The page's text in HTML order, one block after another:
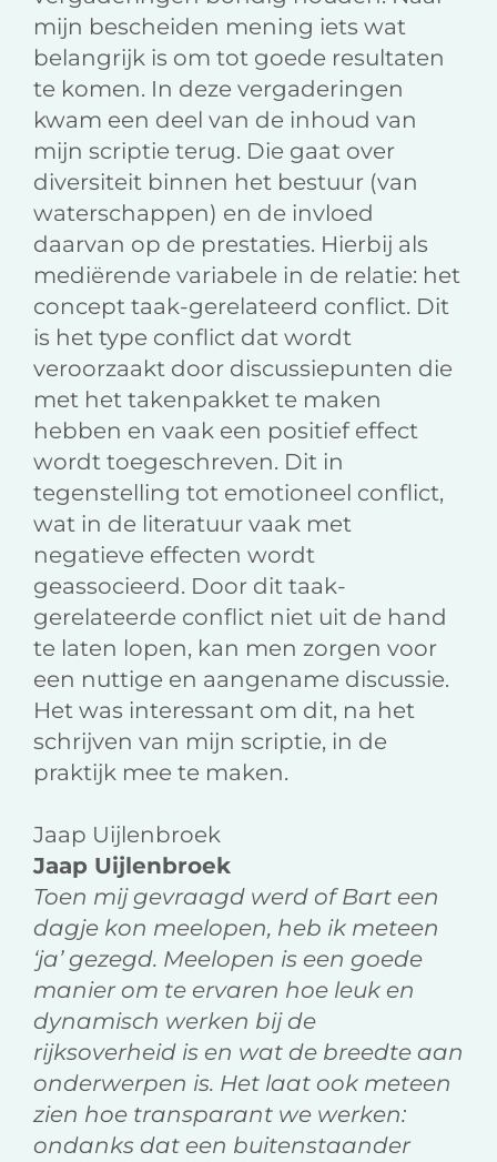
mijn bescheiden mening iets wat
belangrijk is om tot goede resultaten
te komen. In deze vergaderingen
kwam een deel van de inhoud van
mijn scriptie terug. Die gaat over
diversiteit binnen het bestuur (van
waterschappen) en de invloed
daarvan op de prestaties. Hierbij als
mediërende variabele in de relatie: het
concept taak-gerelateerd conflict. Dit
is het type conflict dat wordt
veroorzaakt door discussiepunten die
met het takenpakket te maken
hebben en vaak een positief effect
wordt toegeschreven. Dit in
tegenstelling tot emotioneel conflict,
wat in de literatuur vaak met
negatieve effecten wordt
geassocieerd. Door dit taak-
gerelateerde conflict niet uit de hand
te laten lopen, kan men zorgen voor
een nuttige en aangename discussie.
Het was interessant om dit, na het
schrijven van mijn scriptie, in de
praktijk mee te maken.
Jaap Uijlenbroek
Jaap Uijlenbroek
Toen mij gevraagd werd of Bart een
dagje kon meelopen, heb ik meteen
‘ja’ gezegd. Meelopen is een goede
manier om te ervaren hoe leuk en
dynamisch werken bij de
rijksoverheid is en wat de breedte aan
onderwerpen is. Het laat ook meteen
zien hoe transparant we werken:
ondanks dat een buitenstaander